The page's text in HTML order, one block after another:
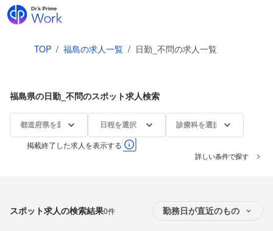
TOP / 福島の求人一覧 / 日勤_不問の求人一覧
福島県の日勤_不問のスポット求人検索
都道府県を選択 日程を選択 診療科を選択
掲載終了した求人を表示する
詳しい条件で探す
スポット求人の検索結果0件 勤務日が直近のもの